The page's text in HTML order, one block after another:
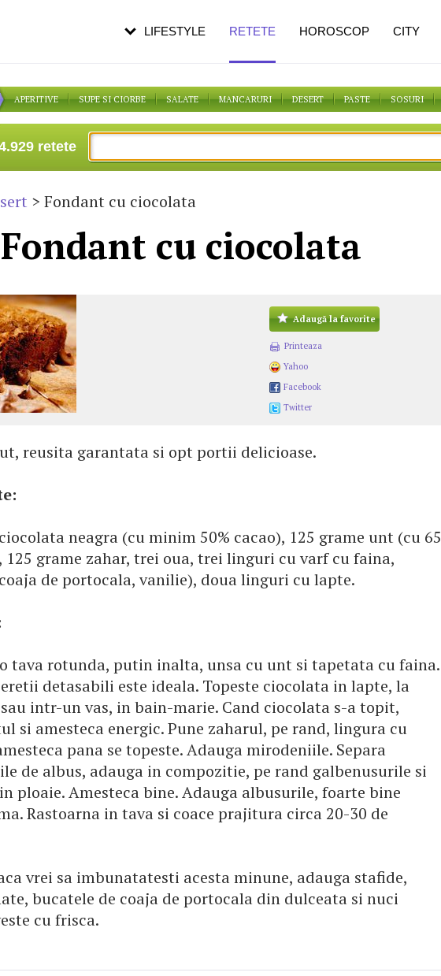
APERITIVE SUPE SI CIORBE SALATE MANCARURI DESERT PASTE SOSURI
retete
> Fondant cu ciocolata
Fondant cu ciocolata
Adaugă la favorite
Printeaza
Yahoo
Facebook
Twitter
reusita garantata si opt portii delicioase.
neagra (cu minim 50% cacao), 125 grame unt (cu 65
125 grame zahar, trei oua, trei linguri cu varf cu faina,
de portocala, vanilie), doua linguri cu lapte.
tava rotunda, putin inalta, unsa cu unt si tapetata cu faina.
detasabili este ideala. Topeste ciocolata in lapte, la
intr-un vas, in bain-marie. Cand ciocolata s-a topit,
si amesteca energic. Pune zaharul, pe rand, lingura cu
pana se topeste. Adauga mirodeniile. Separa
de albus, adauga in compozitie, pe rand galbenusurile si
ploaie. Amesteca bine. Adauga albusurile, foarte bine
Rastoarna in tava si coace prajitura circa 20-30 de
vrei sa imbunatatesti acesta minune, adauga stafide,
bucatele de coaja de portocala din dulceata si nuci
cu frisca.
LIFESTYLE RETETE HOROSCOP CITY